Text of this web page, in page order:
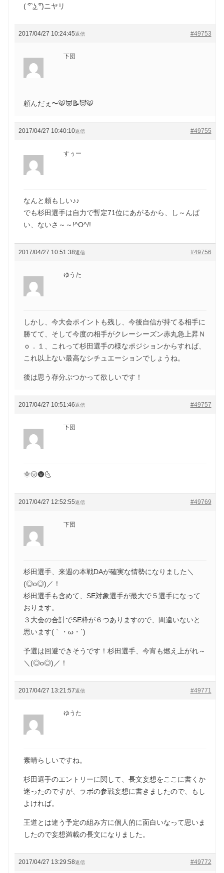
( ͡° ͜ʖ ͡°)ニヤリ
2017/04/27 10:24:45 #49753
返信
下団
頼んだぇ〜🐯👿📝😈🐯
2017/04/27 10:40:10 #49755
返信
すぅー
なんと頼もしい♪♪
でも杉田選手は自力で暫定71位にあがるから、し～んぱ
い、ないさ～～!^O^/!
2017/04/27 10:51:38 #49756
返信
ゆうた
しかし、今大会ポイントも残し、今後自信が持てる相手に
勝てて、そして今度の相手がクレーシーズン赤丸急上昇Ｎ
ｏ．１、これって杉田選手の様なポジションからすれば、
これ以上ない最高なシチュエーションでしょうね。
後は思う存分ぶつかって欲しいです！
2017/04/27 10:51:46 #49757
返信
下団
🌞🌝🌚🌜
2017/04/27 12:52:55 #49769
返信
下団
杉田選手、来週の本戦DAが確実な情勢になりました＼
(◎o◎)／！
杉田選手も含めて、SE対象選手が最大で５選手になって
おります。
３大会の合計でSE枠が６つありますので、間違いないと
思います(｀・ω・´)ゞ
予選は回避できそうです！杉田選手、今宵も燃え上がれ～
＼(◎o◎)／！
2017/04/27 13:21:57 #49771
返信
ゆうた
素晴らしいですね。
杉田選手のエントリーに関して、長文妄想をここに書くか
迷ったのですが、ラボの参戦妄想に書きましたので、もし
よければ。
王道とは違う予定の組み方に個人的に面白いなって思いま
したので妄想満載の長文になりました。
2017/04/27 13:29:58 #49772
返信